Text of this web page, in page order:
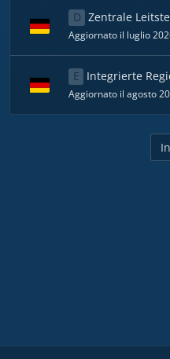
D Zentrale
Aggiornato il luglio
E Integrierte
Aggiornato il agosto